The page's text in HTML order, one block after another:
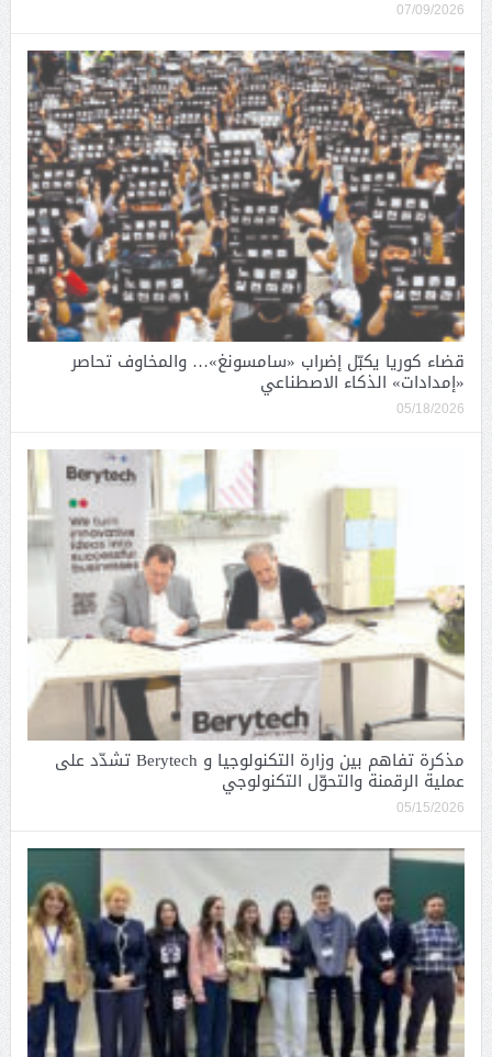
07/09/2026
قضاء كوريا يكبّل إضراب «سامسونغ»… والمخاوف تحاصر
«إمدادات» الذكاء الاصطناعي
05/18/2026
مذكرة تفاهم بين وزارة التكنولوجيا و Berytech تشدّد على
عملية الرقمنة والتحوّل التكنولوجي
05/15/2026